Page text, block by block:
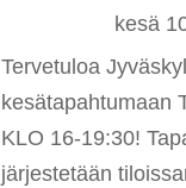
kesä
Tervetuloa
kesätapahtumaan
KLO 16-19:30!
järjestetään